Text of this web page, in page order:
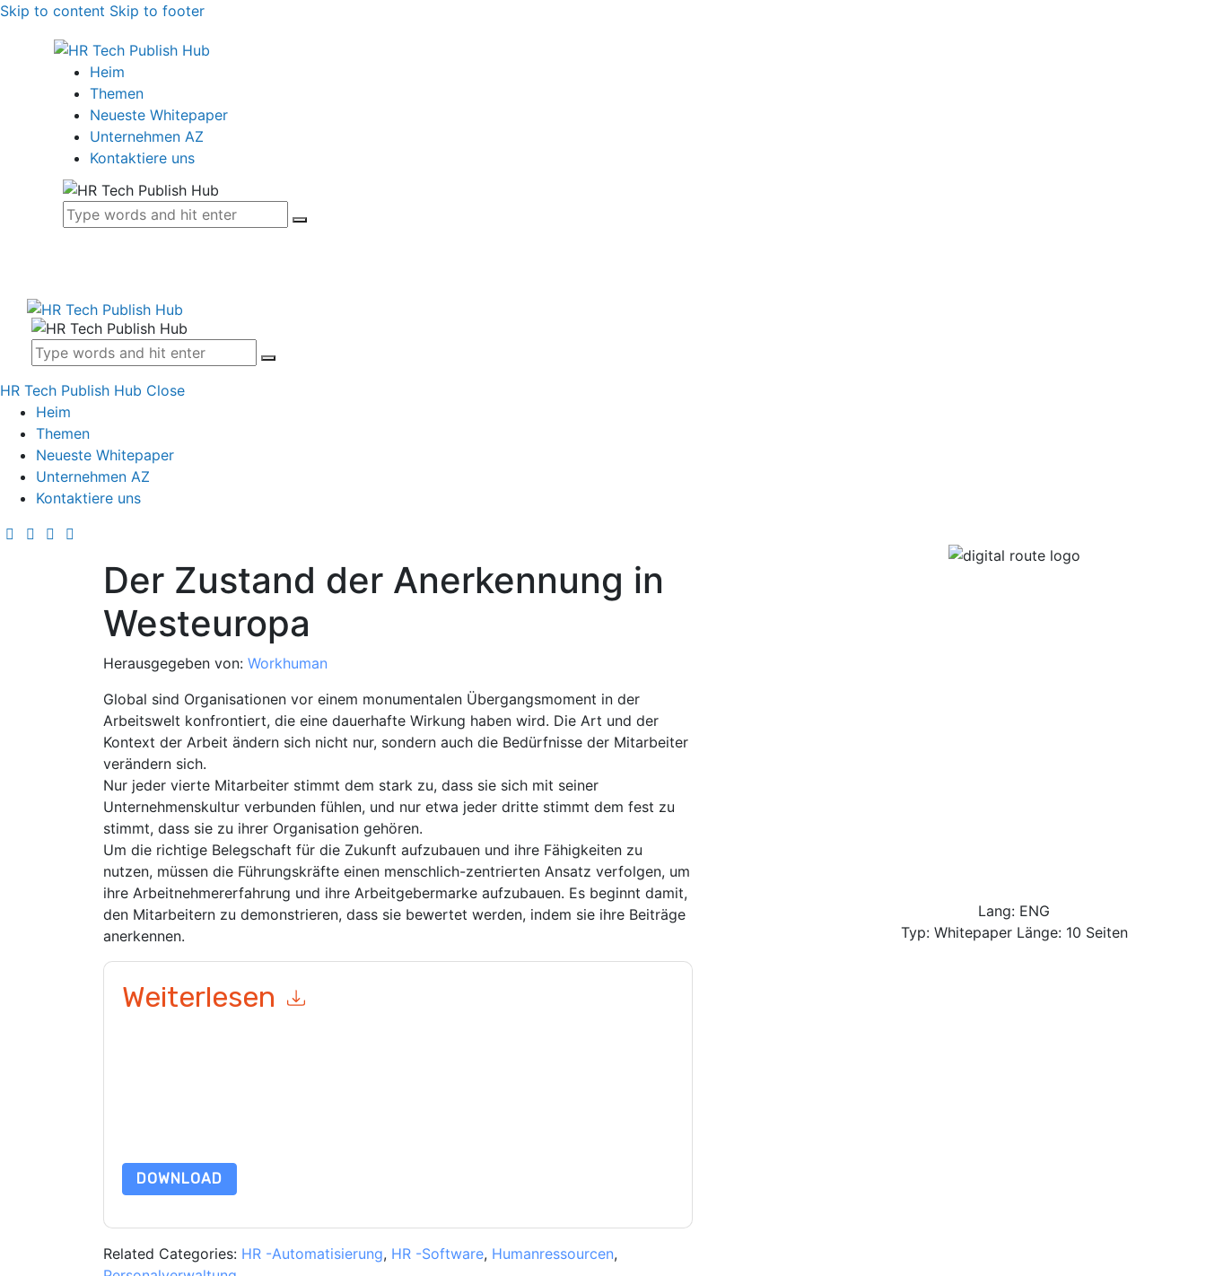
Skip to content Skip to footer
Heim
Themen
Neueste Whitepaper
Unternehmen AZ
Kontaktiere uns
HR Tech Publish Hub Close
Heim
Themen
Neueste Whitepaper
Unternehmen AZ
Kontaktiere uns
Der Zustand der Anerkennung in
Westeuropa
Herausgegeben von: Workhuman
Global sind Organisationen vor einem monumentalen Übergangsmoment in der
Arbeitswelt konfrontiert, die eine dauerhafte Wirkung haben wird. Die Art und der
Kontext der Arbeit ändern sich nicht nur, sondern auch die Bedürfnisse der Mitarbeiter
verändern sich.
Nur jeder vierte Mitarbeiter stimmt dem stark zu, dass sie sich mit seiner
Unternehmenskultur verbunden fühlen, und nur etwa jeder dritte stimmt dem fest zu
stimmt, dass sie zu ihrer Organisation gehören.
Um die richtige Belegschaft für die Zukunft aufzubauen und ihre Fähigkeiten zu
nutzen, müssen die Führungskräfte einen menschlich-zentrierten Ansatz verfolgen, um
ihre Arbeitnehmererfahrung und ihre Arbeitgebermarke aufzubauen. Es beginnt damit,
den Mitarbeitern zu demonstrieren, dass sie bewertet werden, indem sie ihre Beiträge
anerkennen.
Weiterlesen
DOWNLOAD
Related Categories: HR -Automatisierung, HR -Software, Humanressourcen,
Lang: ENG
Typ: Whitepaper Länge: 10 Seiten